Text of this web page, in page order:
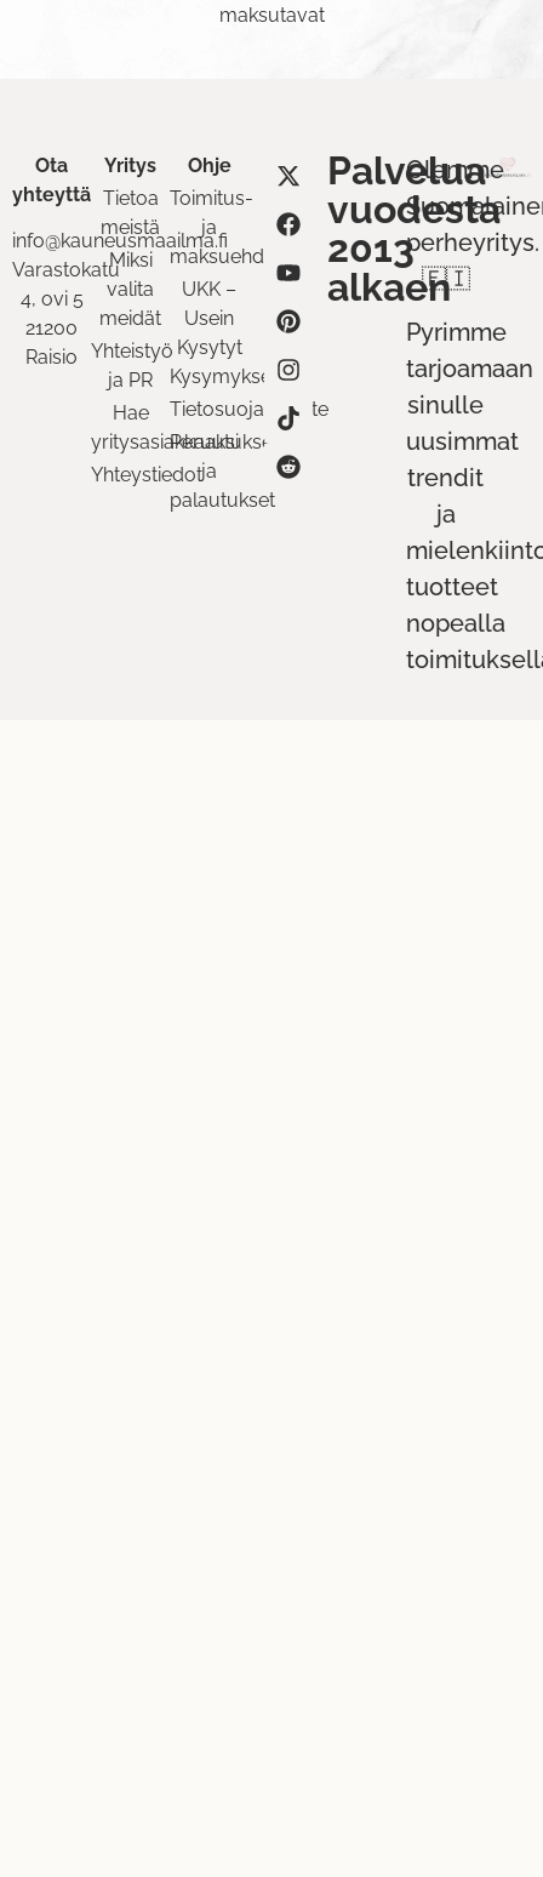
maksutavat
Ota
yhteyttä
info@kauneusmaailma.fi
Varastokatu
4, ovi 5
21200
Raisio
Yritys
Tietoa
meistä
Miksi
valita
meidät
Yhteistyö
ja PR
Hae
yritysasiakkaaksi
Yhteystiedot
Ohje
Toimitus-
ja
maksuehdot
UKK –
Usein
Kysytyt
Kysymykset
Tietosuojaseloste
Peruutukset
ja
palautukset
Palvelua
vuodesta
2013
alkaen
Olemme
perheyritys.
🇫🇮
Pyrimme
tarjoamaan
sinulle
uusimmat
trendit
ja
tuotteet
nopealla